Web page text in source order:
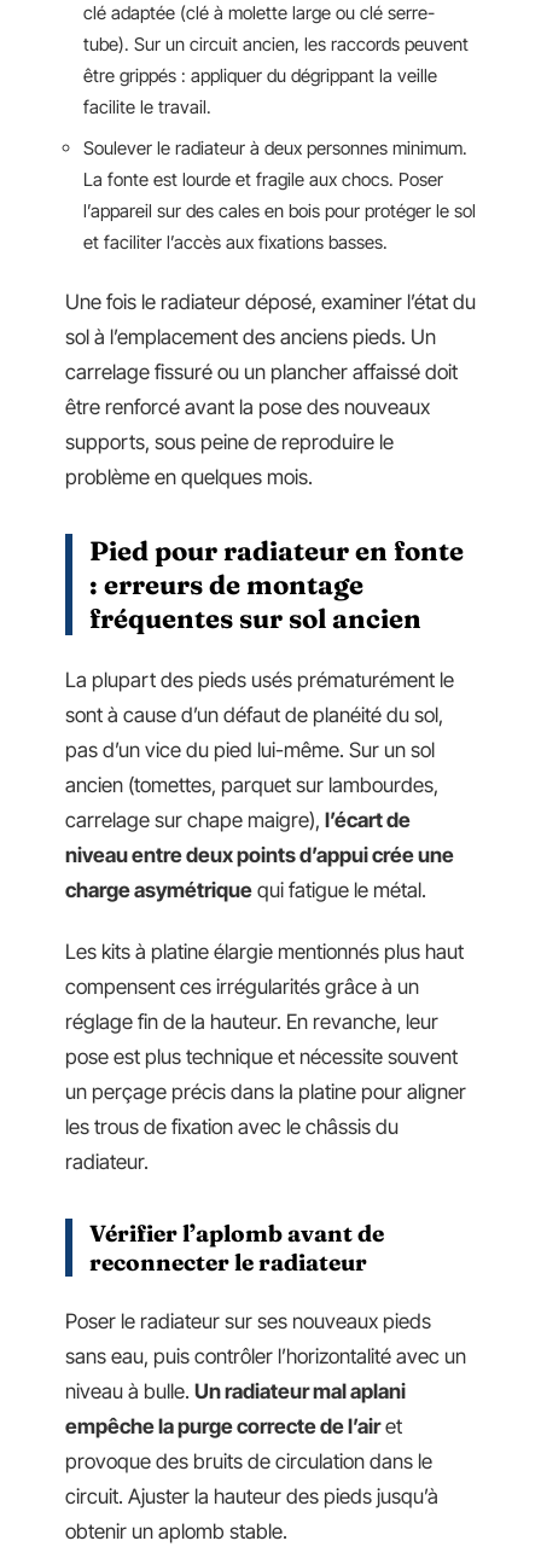
clé adaptée (clé à molette large ou clé serre-
tube). Sur un circuit ancien, les raccords peuvent
être grippés : appliquer du dégrippant la veille
facilite le travail.
Soulever le radiateur à deux personnes minimum.
La fonte est lourde et fragile aux chocs. Poser
l’appareil sur des cales en bois pour protéger le sol
et faciliter l’accès aux fixations basses.
Une fois le radiateur déposé, examiner l’état du
sol à l’emplacement des anciens pieds. Un
carrelage fissuré ou un plancher affaissé doit
être renforcé avant la pose des nouveaux
supports, sous peine de reproduire le
problème en quelques mois.
Pied pour radiateur en fonte
: erreurs de montage
fréquentes sur sol ancien
La plupart des pieds usés prématurément le
sont à cause d’un défaut de planéité du sol,
pas d’un vice du pied lui-même. Sur un sol
ancien (tomettes, parquet sur lambourdes,
carrelage sur chape maigre), l’écart de
niveau entre deux points d’appui crée une
charge asymétrique qui fatigue le métal.
Les kits à platine élargie mentionnés plus haut
compensent ces irrégularités grâce à un
réglage fin de la hauteur. En revanche, leur
pose est plus technique et nécessite souvent
un perçage précis dans la platine pour aligner
les trous de fixation avec le châssis du
radiateur.
Vérifier l’aplomb avant de
reconnecter le radiateur
Poser le radiateur sur ses nouveaux pieds
sans eau, puis contrôler l’horizontalité avec un
niveau à bulle. Un radiateur mal aplani
empêche la purge correcte de l’airet
provoque des bruits de circulation dans le
circuit. Ajuster la hauteur des pieds jusqu’à
obtenir un aplomb stable.